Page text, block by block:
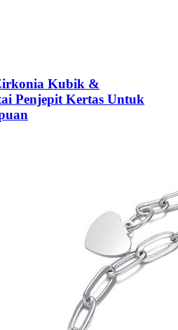
Kubik &
Penjepit Kertas Untuk